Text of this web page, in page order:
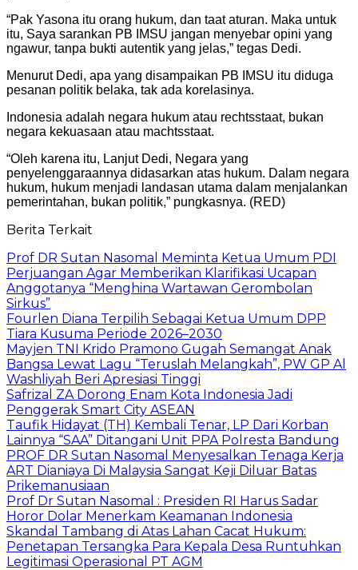
“Pak Yasona itu orang hukum, dan taat aturan. Maka untuk
itu, Saya sarankan PB IMSU jangan menyebar opini yang
ngawur, tanpa bukti autentik yang jelas,” tegas Dedi.
Menurut Dedi, apa yang disampaikan PB IMSU itu diduga
pesanan politik belaka, tak ada korelasinya.
Indonesia adalah negara hukum atau rechtsstaat, bukan
negara kekuasaan atau machtsstaat.
“Oleh karena itu, Lanjut Dedi, Negara yang
penyelenggaraannya didasarkan atas hukum. Dalam negara
hukum, hukum menjadi landasan utama dalam menjalankan
pemerintahan, bukan politik,” pungkasnya. (RED)
Berita Terkait
Prof DR Sutan Nasomal Meminta Ketua Umum PDI
Perjuangan Agar Memberikan Klarifikasi Ucapan
Anggotanya “Menghina Wartawan Gerombolan
Sirkus”
Fourlen Diana Terpilih Sebagai Ketua Umum DPP
Tiara Kusuma Periode 2026–2030
Mayjen TNI Krido Pramono Gugah Semangat Anak
Bangsa Lewat Lagu “Teruslah Melangkah”, PW GP Al
Washliyah Beri Apresiasi Tinggi
Safrizal ZA Dorong Enam Kota Indonesia Jadi
Penggerak Smart City ASEAN
Taufik Hidayat (TH) Kembali Tenar, LP Dari Korban
Lainnya “SAA” Ditangani Unit PPA Polresta Bandung
PROF DR Sutan Nasomal Menyesalkan Tenaga Kerja
ART Dianiaya Di Malaysia Sangat Keji Diluar Batas
Prikemanusiaan
Prof Dr Sutan Nasomal : Presiden RI Harus Sadar
Horor Dolar Menerkam Keamanan Indonesia
Skandal Tambang di Atas Lahan Cacat Hukum:
Penetapan Tersangka Para Kepala Desa Runtuhkan
Legitimasi Operasional PT AGM